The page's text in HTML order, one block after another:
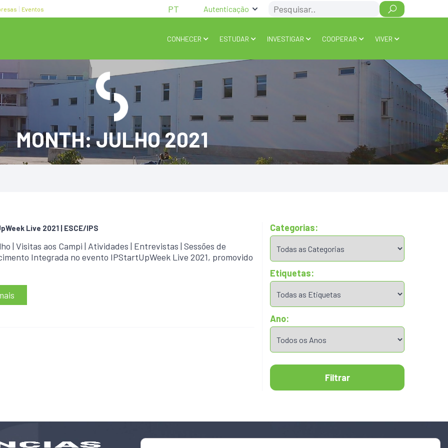
Eventos PT Autenticação Search
CONHECER ESTUDAR INVESTIGAR COOPERAR VIVER
MONTH: JULHO 2021
Live 2021 | ESCE/IPS
| Visitas aos Campi | Atividades | Entrevistas | Sessões de
Integrada no evento IPStartUpWeek Live 2021, promovido
Categorias:
Etiquetas:
Ano:
Filtrar